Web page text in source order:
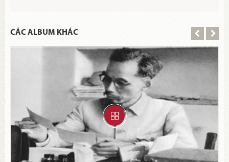
CÁC ALBUM KHÁC